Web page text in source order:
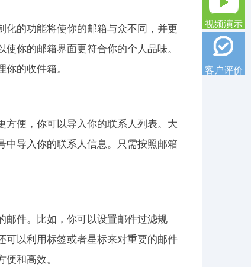
化的功能将使你的邮箱与众不同，并更
你的邮箱界面更符合你的个人品味。
的收件箱。
方便，你可以导入你的联系人列表。大
中导入你的联系人信息。只需按照邮箱
邮件。比如，你可以设置邮件过滤规
可以利用标签或者星标来对重要的邮件
和高效。
视频演示
客户评价